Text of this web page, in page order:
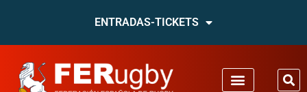
ENTRADAS-TICKETS